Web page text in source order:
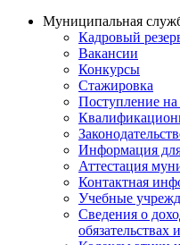
Муниципальная
Кадровый
Вакансии
Конкурсы
Стажировка
Поступление
Информация
Аттестация
Контактная
Учебные
Сведения о
обязательствах